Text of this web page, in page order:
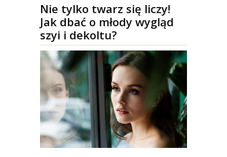
Nie tylko twarz się liczy!
Jak dbać o młody wygląd
szyi i dekoltu?